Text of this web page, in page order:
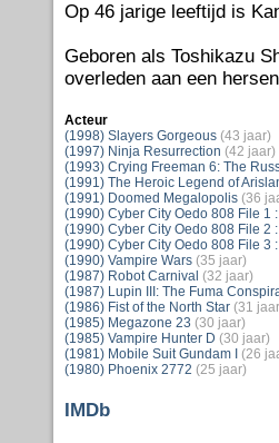
Op 46 jarige leeftijd is
Geboren als Toshikazu
overleden aan een
Acteur
(1998) Slayers Gorgeous (43 jaar)
(1997) Ninja Resurrection (42 jaar)
(1993) Crying Freeman 6: The
(1991) The Heroic Legend of
(1991) Doomed Megalopolis (36
(1990) Cyber City Oedo 808 File 1
(1990) Cyber City Oedo 808 File 2
(1990) Cyber City Oedo 808 File 3
(1990) Vampire Wars (35 jaar)
(1987) Robot Carnival (32 jaar)
(1987) Lupin III: The Fuma
(1986) Fist of the North Star (31
(1985) Megazone 23 (30 jaar)
(1985) Vampire Hunter D (30 jaar)
(1981) Mobile Suit Gundam I
(26
(1980) Phoenix 2772 (25 jaar)
IMDb